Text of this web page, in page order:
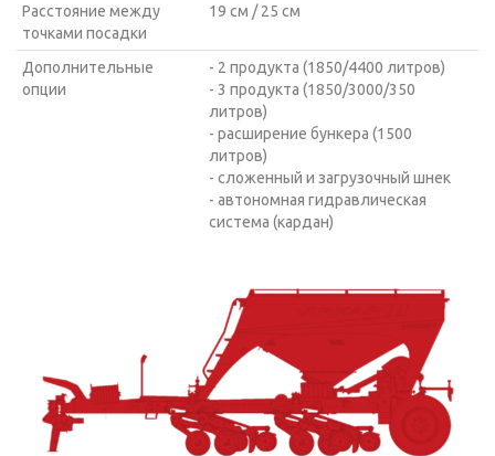
Расстояние между
точками посадки
19 см / 25 см
Дополнительные
опции
- 2 продукта (1850/4400 литров)
- 3 продукта (1850/3000/350
литров)
- расширение бункера (1500
литров)
- сложенный и загрузочный шнек
- автономная гидравлическая
система (кардан)